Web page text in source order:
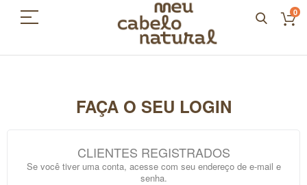
0
FAÇA O SEU LOGIN
CLIENTES REGISTRADOS
Se você tiver uma conta, acesse com seu endereço de e-mail e
senha.